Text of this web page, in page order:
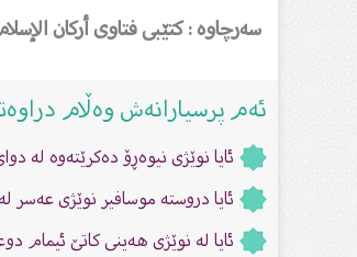
سەرچاوە : کتێبی فتاوى أرکان
ئەم پرسیارانەش وەڵام
ئایا نوێژى نیوەڕۆ دەكرێتەوە لە
ئایا دروستە موسافیر نوێژی عەسر
ئایا لە نوێژی هەینی كاتێ